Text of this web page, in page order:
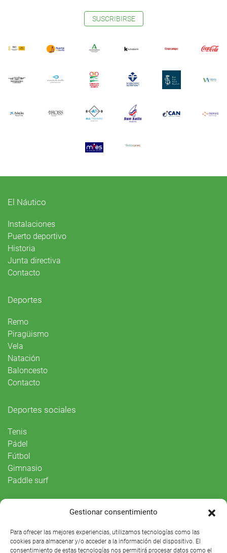
Gestionar consentimiento
Para ofrecer las mejores experiencias, utilizamos tecnologías como las
cookies para almacenar y/o acceder a la información del dispositivo. El
consentimiento de estas tecnologías nos permitirá procesar datos como el
SUSCRIBIRSE
El Náutico
Instalaciones
Puerto deportivo
Historia
Junta directiva
Contacto
Deportes
Remo
Piragüismo
Vela
Natación
Baloncesto
Contacto
Deportes sociales
Tenis
Pádel
Fútbol
Gimnasio
Paddle surf
Agenda